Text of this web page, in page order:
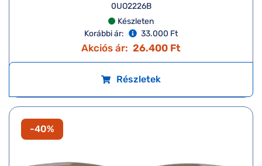
0UO2226B
Készleten
Korábbi ár:
33.000 Ft
Akciós ár: 26.400 Ft
Részletek
-40%